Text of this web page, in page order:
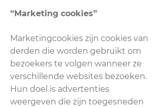
“Marketing cookies”
Marketingcookies zijn cookies van
derden die worden gebruikt om
bezoekers te volgen wanneer ze
verschillende websites bezoeken.
Hun doel is advertenties
weergeven die zijn toegesneden